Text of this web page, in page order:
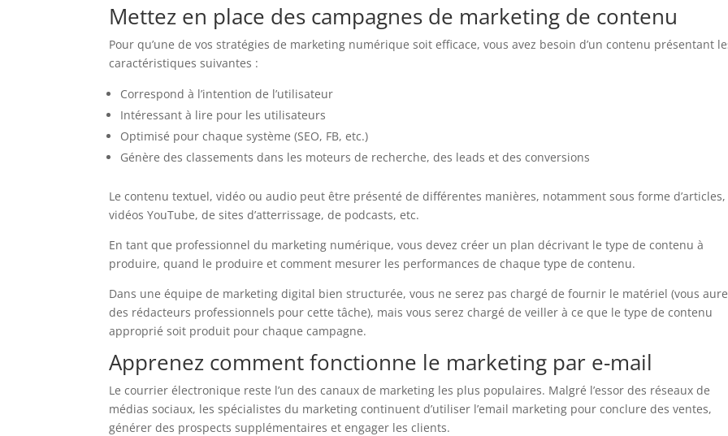
Mettez en place des campagnes de marketing de contenu
Pour qu’une de vos stratégies de marketing numérique soit efficace, vous avez besoin d’un contenu présentant
caractéristiques suivantes :
Correspond à l’intention de l’utilisateur
Intéressant à lire pour les utilisateurs
Optimisé pour chaque système (SEO, FB, etc.)
Génère des classements dans les moteurs de recherche, des leads et des conversions
Le contenu textuel, vidéo ou audio peut être présenté de différentes manières, notamment sous forme d’articles,
vidéos YouTube, de sites d’atterrissage, de podcasts, etc.
En tant que professionnel du marketing numérique, vous devez créer un plan décrivant le type de contenu à
produire, quand le produire et comment mesurer les performances de chaque type de contenu.
Dans une équipe de marketing digital bien structurée, vous ne serez pas chargé de fournir le matériel (vous
des rédacteurs professionnels pour cette tâche), mais vous serez chargé de veiller à ce que le type de contenu
approprié soit produit pour chaque campagne.
Apprenez comment fonctionne le marketing par e-mail
Le courrier électronique reste l’un des canaux de marketing les plus populaires. Malgré l’essor des réseaux de
médias sociaux, les spécialistes du marketing continuent d’utiliser l’email marketing pour conclure des ventes,
générer des prospects supplémentaires et engager les clients.